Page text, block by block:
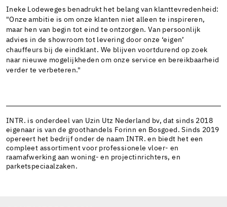
Ineke Lodeweges benadrukt het belang van klanttevredenheid:
"Onze ambitie is om onze klanten niet alleen te inspireren,
maar hen van begin tot eind te ontzorgen. Van persoonlijk
advies in de showroom tot levering door onze ‘eigen’
chauffeurs bij de eindklant. We blijven voortdurend op zoek
naar nieuwe mogelijkheden om onze service en bereikbaarheid
verder te verbeteren."
INTR. is onderdeel van Uzin Utz Nederland bv, dat sinds 2018
eigenaar is van de groothandels Forinn en Bosgoed. Sinds 2019
opereert het bedrijf onder de naam INTR. en biedt het een
compleet assortiment voor professionele vloer- en
raamafwerking aan woning- en projectinrichters, en
parketspeciaalzaken.